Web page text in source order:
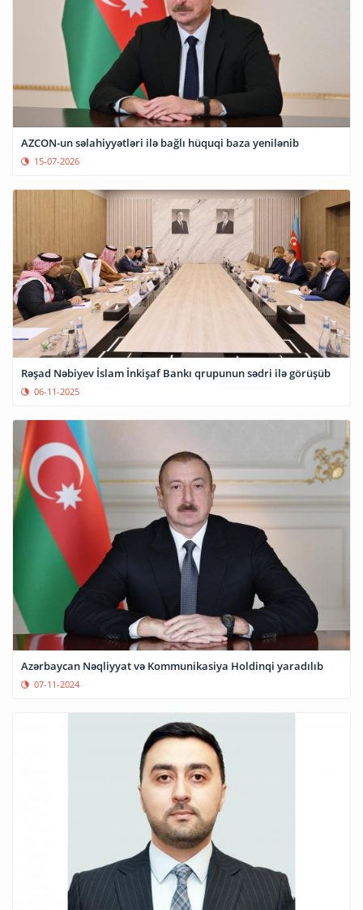
AZCON-un səlahiyyətləri ilə bağlı hüquqi baza yenilənib
15-07-2026
Rəşad Nəbiyev İslam İnkişaf Bankı qrupunun sədri ilə görüşüb
06-11-2025
Azərbaycan Nəqliyyat və Kommunikasiya Holdinqi yaradılıb
07-11-2024